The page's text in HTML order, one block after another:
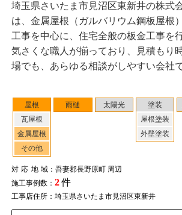
屋根
瓦屋根
金属屋根
その他
雨樋 太陽光
塗装
屋根塗装
外壁塗装
対応地域：吾妻郡長野原町 周辺
施工事例数： 2件
工事店住所：埼玉県さいたま市見沼区東新井
埼玉県さいたま市見沼区東新井の株式
は、金属屋根（ガルバリウム鋼板屋根
工事を中心に、住宅全般の板金工事を
気さくな職人が揃っており、見積もり
場でも、あらゆる相談がしやすい会社で